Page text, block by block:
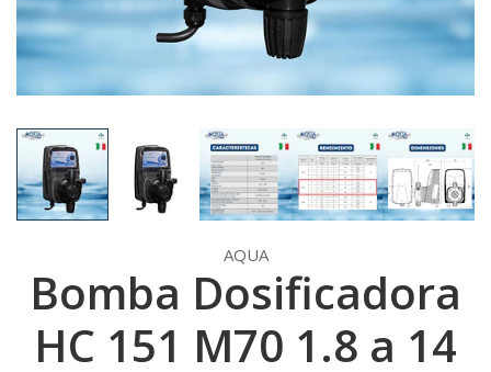
AQUA
Bomba Dosificadora
HC 151 M70 1.8 a 14